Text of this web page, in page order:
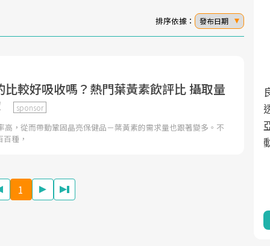
排序依據： 發布日期
比較好吸收嗎？熱門葉黃素飲評比 攝取量
sponsor
高，從而帶動鞏固晶亮保健品－葉黃素的需求量也跟著變多。不
種，
1
面對超高齡社會的浪潮，台灣正在快速邁
如「健康台灣推動委員會」與「長照3.0」
務，更是民眾了解自身健康狀況、啟動健
康管理的重要起點。
2025年，就到良醫生活祭體驗「一站式健
啟動你的健康革命！